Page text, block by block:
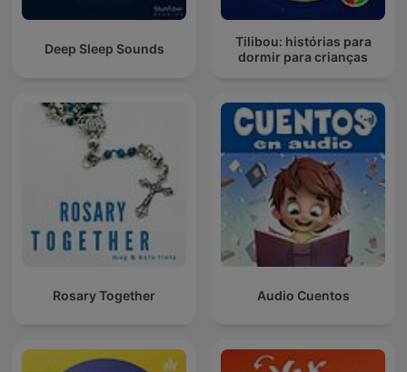
Deep Sleep Sounds
Tilibou: histórias para
dormir para crianças
Rosary Together Audio Cuentos